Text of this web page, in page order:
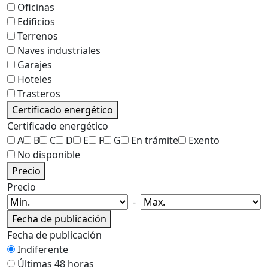
Oficinas
Edificios
Terrenos
Naves industriales
Garajes
Hoteles
Trasteros
Certificado energético
Certificado energético
A
B C D E F G En trámite
Exento
No disponible
Precio
Precio
-
Fecha de publicación
Fecha de publicación
Indiferente
Últimas 48 horas